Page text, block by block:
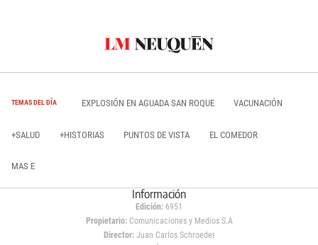
TEMAS DEL DÍA EXPLOSIÓN EN AGUADA SAN ROQUE VACUNACIÓN
+SALUD +HISTORIAS PUNTOS DE VISTA EL COMEDOR
MAS E
Información
Edición: 6951
Propietario:Comunicaciones y Medios S.A
Director: Juan Carlos Schroeder